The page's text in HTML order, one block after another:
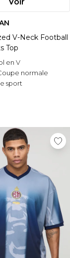
V-Neck Football
Top
en V
normale
sport